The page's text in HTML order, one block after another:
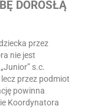
DOROSŁĄ
przez
nie jest
s.c.
przez podmiot
powinna
Koordynatora